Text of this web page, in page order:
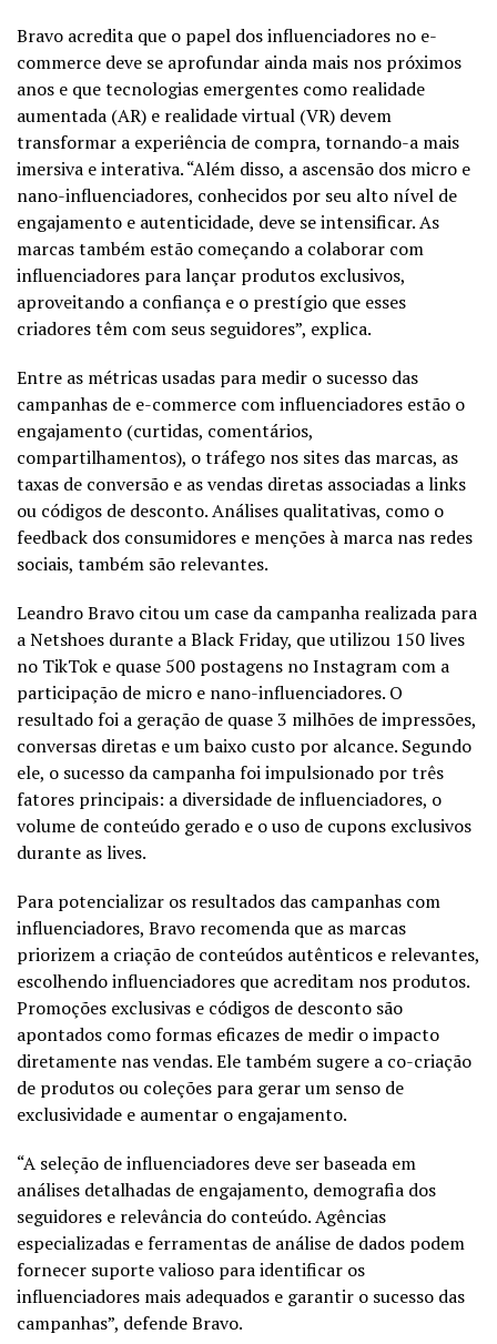
Bravo acredita que o papel dos influenciadores no e-
commerce deve se aprofundar ainda mais nos próximos
anos e que tecnologias emergentes como realidade
aumentada (AR) e realidade virtual (VR) devem
transformar a experiência de compra, tornando-a mais
imersiva e interativa. “Além disso, a ascensão dos micro e
nano-influenciadores, conhecidos por seu alto nível de
engajamento e autenticidade, deve se intensificar. As
marcas também estão começando a colaborar com
influenciadores para lançar produtos exclusivos,
aproveitando a confiança e o prestígio que esses
criadores têm com seus seguidores”, explica.
Entre as métricas usadas para medir o sucesso das
campanhas de e-commerce com influenciadores estão o
engajamento (curtidas, comentários,
compartilhamentos), o tráfego nos sites das marcas, as
taxas de conversão e as vendas diretas associadas a links
ou códigos de desconto. Análises qualitativas, como o
feedback dos consumidores e menções à marca nas redes
sociais, também são relevantes.
Leandro Bravo citou um case da campanha realizada para
a Netshoes durante a Black Friday, que utilizou 150 lives
no TikTok e quase 500 postagens no Instagram com a
participação de micro e nano-influenciadores. O
resultado foi a geração de quase 3 milhões de impressões,
conversas diretas e um baixo custo por alcance. Segundo
ele, o sucesso da campanha foi impulsionado por três
fatores principais: a diversidade de influenciadores, o
volume de conteúdo gerado e o uso de cupons exclusivos
durante as lives.
Para potencializar os resultados das campanhas com
influenciadores, Bravo recomenda que as marcas
priorizem a criação de conteúdos autênticos e relevantes,
escolhendo influenciadores que acreditam nos produtos.
Promoções exclusivas e códigos de desconto são
apontados como formas eficazes de medir o impacto
diretamente nas vendas. Ele também sugere a co-criação
de produtos ou coleções para gerar um senso de
exclusividade e aumentar o engajamento.
“A seleção de influenciadores deve ser baseada em
análises detalhadas de engajamento, demografia dos
seguidores e relevância do conteúdo. Agências
especializadas e ferramentas de análise de dados podem
fornecer suporte valioso para identificar os
influenciadores mais adequados e garantir o sucesso das
campanhas”, defende Bravo.